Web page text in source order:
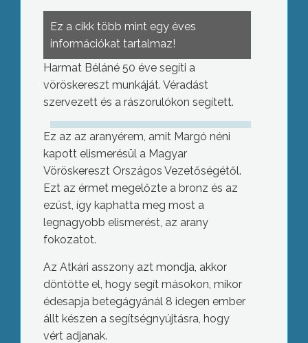
Ez a cikk több mint egy éves
információkat tartalmaz!
Harmat Béláné 50 éve segíti a
vöröskereszt munkáját. Véradást
szervezett és a rászorulókon segített.
Ez az az aranyérem, amit Margó néni
kapott elismerésül a Magyar
Vöröskereszt Országos Vezetőségétől.
Ezt az érmet megelőzte a bronz és az
ezüst, így kaphatta meg most a
legnagyobb elismerést, az arany
fokozatot.
Az Atkári asszony azt mondja, akkor
döntötte el, hogy segít másokon, mikor
édesapja betegágyánál 8 idegen ember
állt készen a segítségnyújtásra, hogy
vért adjanak.